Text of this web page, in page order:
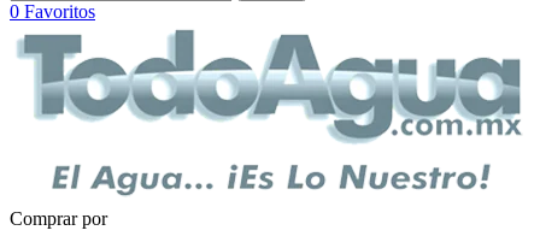
0 Favoritos
Comprar por